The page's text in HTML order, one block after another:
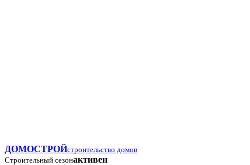
ДОМОСТРОЙстроительство домов
Строительный сезонактивен